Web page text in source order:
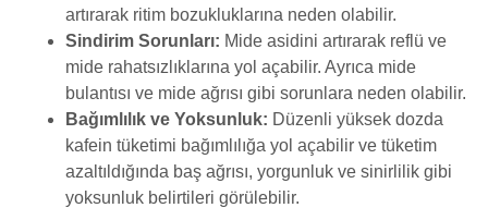
artırarak ritim bozukluklarına neden olabilir.
Sindirim Sorunları: Mide asidini artırarak reflü ve
mide rahatsızlıklarına yol açabilir. Ayrıca mide
bulantısı ve mide ağrısı gibi sorunlara neden olabilir.
Bağımlılık ve Yoksunluk: Düzenli yüksek dozda
kafein tüketimi bağımlılığa yol açabilir ve tüketim
azaltıldığında baş ağrısı, yorgunluk ve sinirlilik gibi
yoksunluk belirtileri görülebilir.